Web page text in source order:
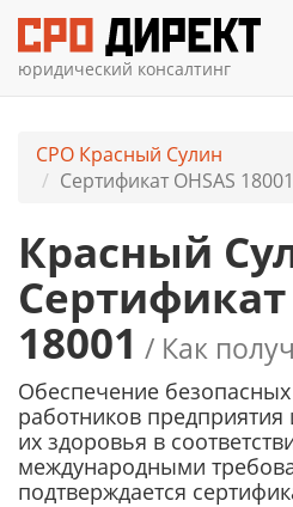
юридический консалтинг
СРО Красный Сулин
Сертификат OHSAS
Красный
Сертификат
18001 / Как
Обеспечение безопасных
работников предприятия
их здоровья в
международными
подтверждается